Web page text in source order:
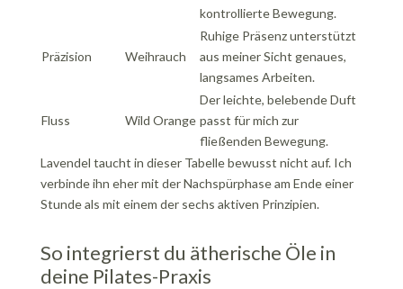
kontrollierte Bewegung.
Präzision Weihrauch
Ruhige Präsenz unterstützt
aus meiner Sicht genaues,
langsames Arbeiten.
Fluss Wild Orange
Der leichte, belebende Duft
passt für mich zur
fließenden Bewegung.
Lavendel taucht in dieser Tabelle bewusst nicht auf. Ich
verbinde ihn eher mit der Nachspürphase am Ende einer
Stunde als mit einem der sechs aktiven Prinzipien.
So integrierst du ätherische Öle in
deine Pilates-Praxis